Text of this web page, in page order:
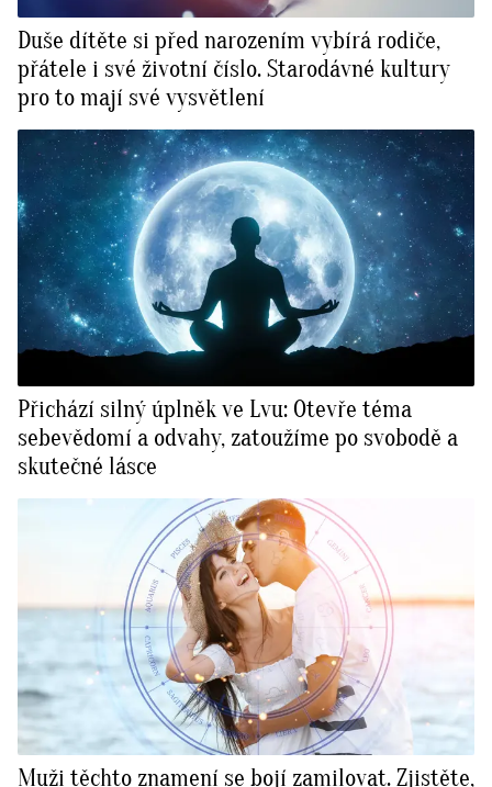
Duše dítěte si před narozením vybírá rodiče,
přátele i své životní číslo. Starodávné kultury
pro to mají své vysvětlení
Přichází silný úplněk ve Lvu: Otevře téma
sebevědomí a odvahy, zatoužíme po svobodě a
skutečné lásce
Muži těchto znamení se bojí zamilovat. Zjistěte,